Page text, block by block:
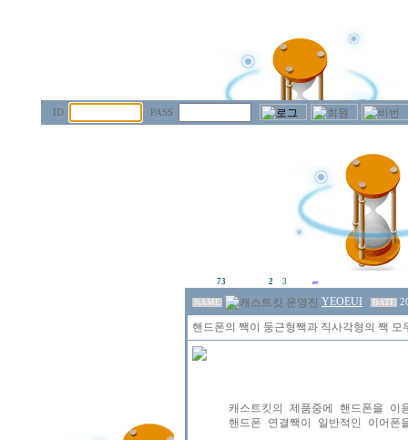
ID PASS
73 2 3
NAME YEOEUI DATE
핸드폰의 짹이 둥근형짹과 직사각형의 짹 모
캐스트킷의 제품중에 핸드폰을
핸드폰 연결짹이 일반적인 이어